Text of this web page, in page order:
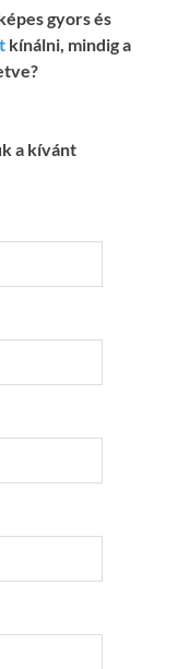
gyors és
kínálni, mindig a
a kívánt